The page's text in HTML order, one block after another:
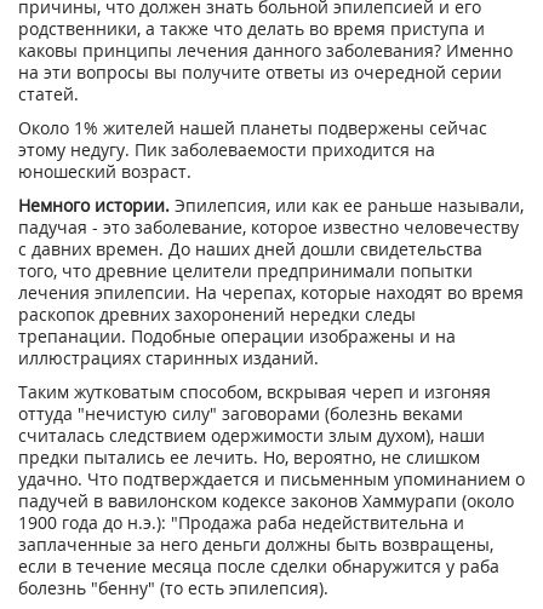
причины, что должен знать больной эпилепсией и его
родственники, а также что делать во время приступа и
каковы принципы лечения данного заболевания? Именно
на эти вопросы вы получите ответы из очередной серии
статей.
Около 1% жителей нашей планеты подвержены сейчас
этому недугу. Пик заболеваемости приходится на
юношеский возраст.
Немного истории. Эпилепсия, или как ее раньше называли,
падучая - это заболевание, которое известно человечеству
с давних времен. До наших дней дошли свидетельства
того, что древние целители предпринимали попытки
лечения эпилепсии. На черепах, которые находят во время
раскопок древних захоронений нередки следы
трепанации. Подобные операции изображены и на
иллюстрациях старинных изданий.
Таким жутковатым способом, вскрывая череп и изгоняя
оттуда "нечистую силу" заговорами (болезнь веками
считалась следствием одержимости злым духом), наши
предки пытались ее лечить. Но, вероятно, не слишком
удачно. Что подтверждается и письменным упоминанием о
падучей в вавилонском кодексе законов Хаммурапи (около
1900 года до н.э.): "Продажа раба недействительна и
заплаченные за него деньги должны быть возвращены,
если в течение месяца после сделки обнаружится у раба
болезнь "бенну" (то есть эпилепсия).